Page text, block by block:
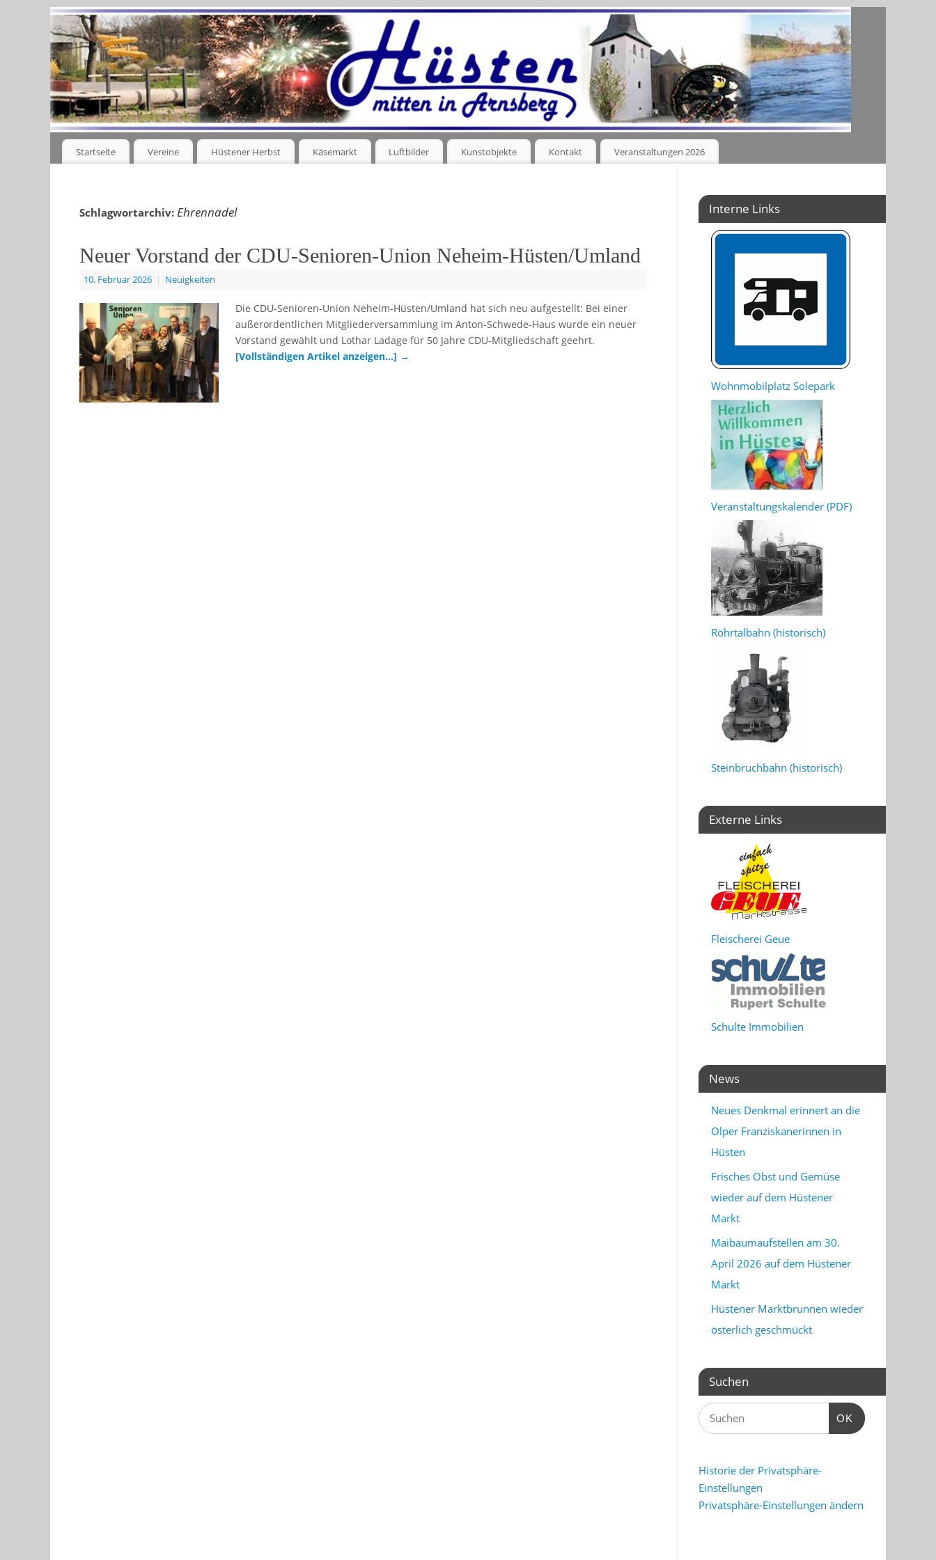
Startseite Vereine Hüstener Herbst Käsemarkt Luftbilder Kunstobjekte Kontakt Veranstaltungen 2026
Schlagwortarchiv:Ehrennadel
Neuer Vorstand der CDU-Senioren-Union Neheim-Hüsten/Umland
10. Februar 2026 | Neuigkeiten
Die CDU-Senioren-Union Neheim-Hüsten/Umland hat sich neu aufgestellt: Bei einer
außerordentlichen Mitgliederversammlung im Anton-Schwede-Haus wurde ein neuer
Vorstand gewählt und Lothar Ladage für 50 Jahre CDU-Mitgliedschaft geehrt.
[Vollständigen Artikel anzeigen…] →
Interne Links
Wohnmobilplatz Solepark
Veranstaltungskalender (PDF)
Röhrtalbahn (historisch)
Steinbruchbahn (historisch)
Externe Links
Fleischerei Geue
Schulte Immobilien
News
Neues Denkmal erinnert an die
Olper Franziskanerinnen in
Hüsten
Frisches Obst und Gemüse
wieder auf dem Hüstener
Markt
Maibaumaufstellen am 30.
April 2026 auf dem Hüstener
Markt
Hüstener Marktbrunnen wieder
österlich geschmückt
Suchen
OK
Historie der Privatsphäre-
Einstellungen
Privatsphäre-Einstellungen ändern